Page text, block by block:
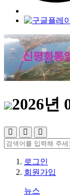
2026년
로그인
회원가입
뉴스